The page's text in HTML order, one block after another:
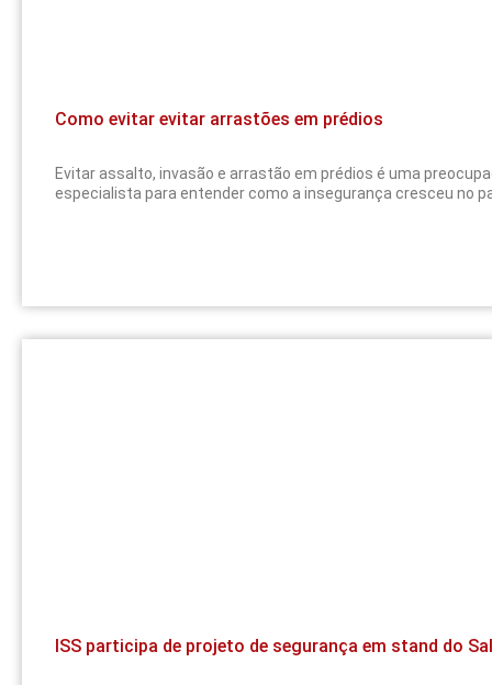
Como evitar evitar arrastões em prédios
Evitar assalto, invasão e arrastão em prédios é uma
especialista para entender como a insegurança cresceu no
ISS participa de projeto de segurança em stand do